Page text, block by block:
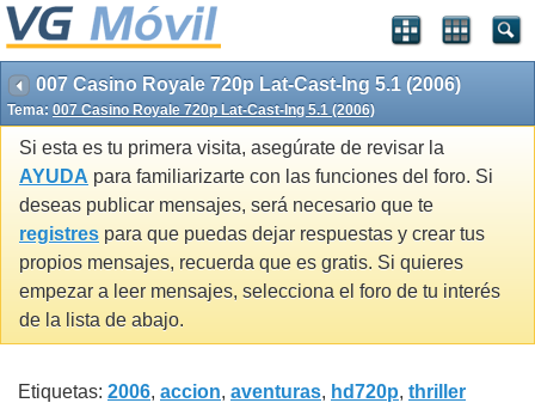
007 Casino Royale 720p Lat-Cast-Ing 5.1 (2006)
Tema: 007 Casino Royale 720p Lat-Cast-Ing 5.1 (2006)
Si esta es tu primera visita, asegúrate de revisar la
AYUDA para familiarizarte con las funciones del foro. Si
deseas publicar mensajes, será necesario que te
registres para que puedas dejar respuestas y crear tus
propios mensajes, recuerda que es gratis. Si quieres
empezar a leer mensajes, selecciona el foro de tu interés
de la lista de abajo.
Etiquetas: 2006, accion, aventuras, hd720p, thriller